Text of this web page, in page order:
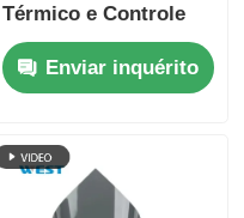
Térmico e Controle
Solar 1.52x30m, Nano
Cerâmica, Película
Solar Automotiva,
Lateral e Para-brisa
Dianteiro, Cor Preta
Enviar inquérito